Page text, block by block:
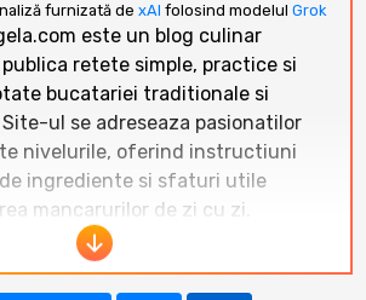
furnizată de xAI folosind modelul Grok
este un blog culinar
retete simple, practice si
bucatariei traditionale si
ul se adreseaza pasionatilor
nivelurile, oferind instructiuni
ingrediente si sfaturi utile
mancarurilor de zi cu zi.
traficul pe
a inregistrat fluctuatii